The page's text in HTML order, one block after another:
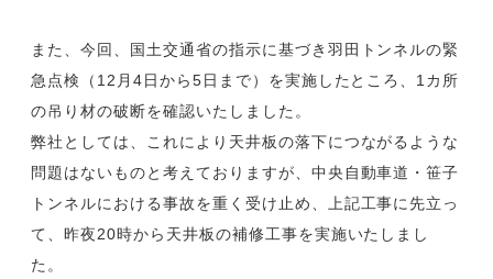
また、今回、国土交通省の指示に基づき羽田トンネルの緊
急点検（12月4日から5日まで）を実施したところ、1カ所
の吊り材の破断を確認いたしました。
弊社としては、これにより天井板の落下につながるような
問題はないものと考えておりますが、中央自動車道・笹子
トンネルにおける事故を重く受け止め、上記工事に先立っ
て、昨夜20時から天井板の補修工事を実施いたしまし
た。